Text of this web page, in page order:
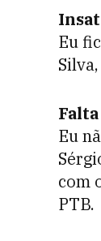
Eu
Eu
com
PTB.